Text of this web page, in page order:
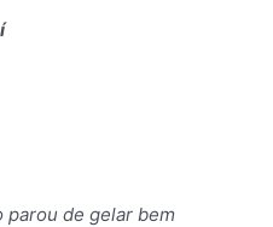
parou de gelar bem